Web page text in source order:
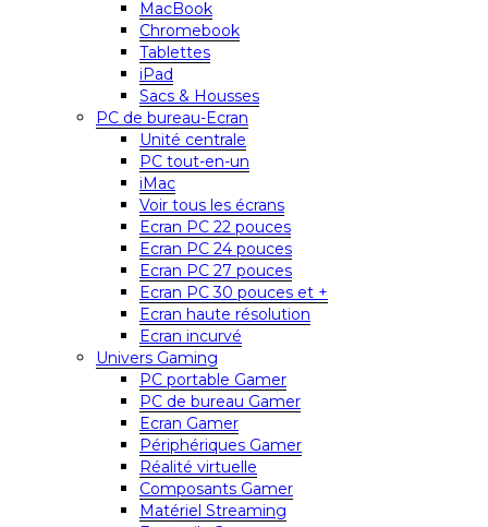
MacBook
Chromebook
Tablettes
iPad
Sacs & Housses
PC de bureau-Ecran
Unité centrale
PC tout-en-un
iMac
Voir tous les écrans
Ecran PC 22 pouces
Ecran PC 24 pouces
Ecran PC 27 pouces
Ecran PC 30 pouces et +
Ecran haute résolution
Ecran incurvé
Univers Gaming
PC portable Gamer
PC de bureau Gamer
Ecran Gamer
Périphériques Gamer
Réalité virtuelle
Composants Gamer
Matériel Streaming